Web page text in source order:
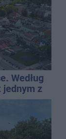
Według
jednym z